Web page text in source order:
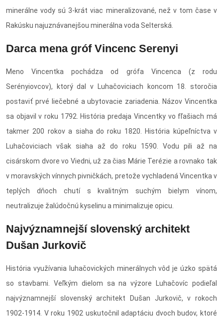
minerálne vody sú 3-krát viac mineralizované, než v tom čase v
Rakúsku najuznávanejšou minerálna voda Selterská.
Darca mena gróf Vincenc Serenyi
Meno Vincentka pochádza od grófa Vincenca (z rodu
Serényiovcov), ktorý dal v Luhačoviciach koncom 18. storočia
postaviť prvé liečebné a ubytovacie zariadenia. Názov Vincentka
sa objavil v roku 1792. História predaja Vincentky vo fľašiach má
takmer 200 rokov a siaha do roku 1820. História kúpeľníctva v
Luhačoviciach však siaha až do roku 1590. Vodu pili až na
cisárskom dvore vo Viedni, už za čias Márie Terézie a rovnako tak
v moravských vínnych pivničkách, pretože vychladená Vincentka v
teplých dňoch chutí s kvalitným suchým bielym vínom,
neutralizuje žalúdočnú kyselinu a minimalizuje opicu.
Najvýznamnejší slovenský architekt
Dušan Jurkovič
História využívania luhačovických minerálnych vôd je úzko spätá
so stavbami. Veľkým dielom sa na výzore Luhačovíc podieľal
najvýznamnejší slovenský architekt Dušan Jurkovič, v rokoch
1902-1914. V roku 1902 uskutočnil adaptáciu dvoch budov, ktoré